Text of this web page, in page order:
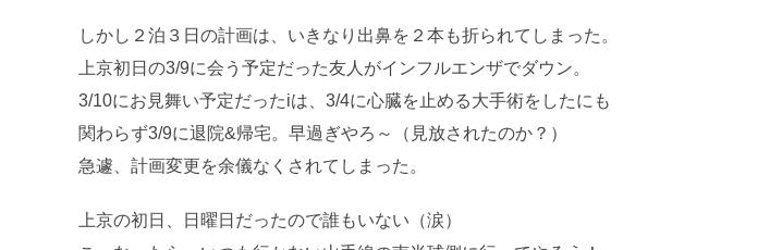
しかし２泊３日の計画は、いきなり出鼻を２本も折られてしまった。
上京初日の3/9に会う予定だった友人がインフルエンザでダウン。
3/10にお見舞い予定だったiは、3/4に心臓を止める大手術をしたにも
関わらず3/9に退院&帰宅。早過ぎやろ～（見放されたのか？）
急遽、計画変更を余儀なくされてしまった。
上京の初日、日曜日だったので誰もいない（涙）